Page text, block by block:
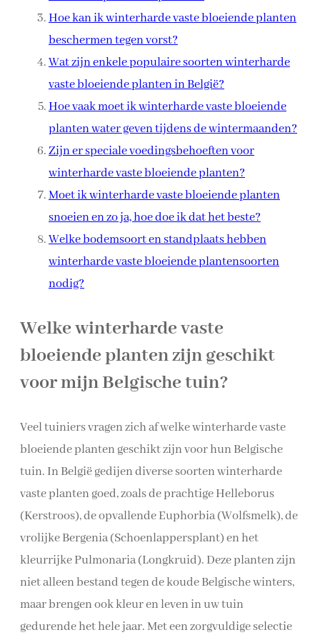
Hoe kan ik winterharde vaste bloeiende planten
beschermen tegen vorst?
Wat zijn enkele populaire soorten winterharde
vaste bloeiende planten in België?
Hoe vaak moet ik winterharde vaste bloeiende
planten water geven tijdens de wintermaanden?
Zijn er speciale voedingsbehoeften voor
winterharde vaste bloeiende planten?
Moet ik winterharde vaste bloeiende planten
snoeien en zo ja, hoe doe ik dat het beste?
Welke bodemsoort en standplaats hebben
winterharde vaste bloeiende plantensoorten
nodig?
Welke winterharde vaste
bloeiende planten zijn geschikt
voor mijn Belgische tuin?
Veel tuiniers vragen zich af welke winterharde vaste
bloeiende planten geschikt zijn voor hun Belgische
tuin. In België gedijen diverse soorten winterharde
vaste planten goed, zoals de prachtige Helleborus
(Kerstroos), de opvallende Euphorbia (Wolfsmelk), de
vrolijke Bergenia (Schoenlappersplant) en het
kleurrijke Pulmonaria (Longkruid). Deze planten zijn
niet alleen bestand tegen de koude Belgische winters,
maar brengen ook kleur en leven in uw tuin
gedurende het hele jaar. Met een zorgvuldige selectie